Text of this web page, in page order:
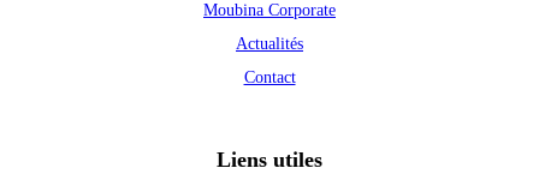
Moubina Corporate
Actualités
Contact
Liens utiles